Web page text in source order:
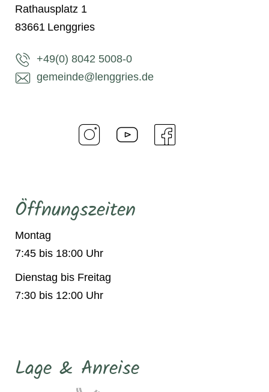
Rathausplatz 1
83661 Lenggries
+49(0) 8042 5008-0
gemeinde@lenggries.de
Öffnungszeiten
Montag
7:45 bis 18:00 Uhr
Dienstag bis Freitag
7:30 bis 12:00 Uhr
Lage & Anreise